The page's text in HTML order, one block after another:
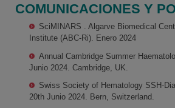
COMUNICACIONES Y
SciMINARS . Algarve Biomedical
Institute (ABC-Ri). Enero 2024
Annual Cambridge Summer
Junio 2024. Cambridge, UK.
Swiss Society of Hematology SSH-
20th Junio 2024. Bern, Switzerland.